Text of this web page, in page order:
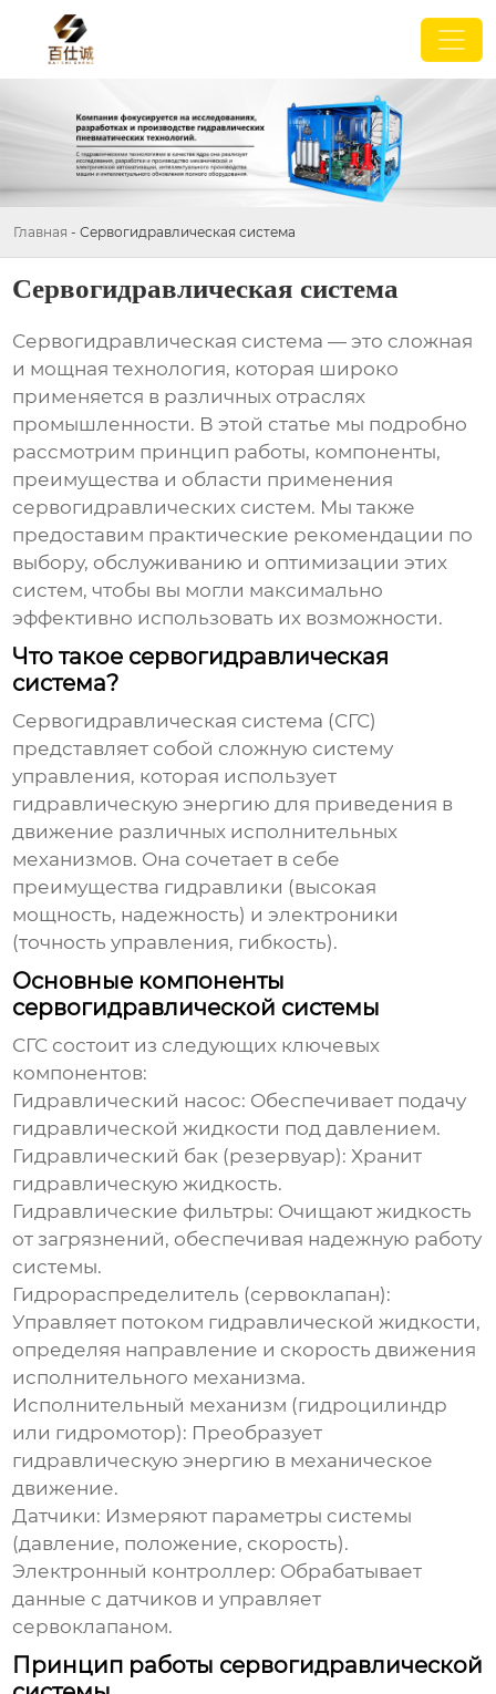
Главная - Сервогидравлическая система
Сервогидравлическая система
Сервогидравлическая система — это сложная
и мощная технология, которая широко
применяется в различных отраслях
промышленности. В этой статье мы подробно
рассмотрим принцип работы, компоненты,
преимущества и области применения
сервогидравлических систем. Мы также
предоставим практические рекомендации по
выбору, обслуживанию и оптимизации этих
систем, чтобы вы могли максимально
эффективно использовать их возможности.
Что такое сервогидравлическая
система?
Сервогидравлическая система (СГС)
представляет собой сложную систему
управления, которая использует
гидравлическую энергию для приведения в
движение различных исполнительных
механизмов. Она сочетает в себе
преимущества гидравлики (высокая
мощность, надежность) и электроники
(точность управления, гибкость).
Основные компоненты
сервогидравлической системы
СГС состоит из следующих ключевых
компонентов:
Гидравлический насос: Обеспечивает подачу
гидравлической жидкости под давлением.
Гидравлический бак (резервуар): Хранит
гидравлическую жидкость.
Гидравлические фильтры: Очищают жидкость
от загрязнений, обеспечивая надежную работу
системы.
Гидрораспределитель (сервоклапан):
Управляет потоком гидравлической жидкости,
определяя направление и скорость движения
исполнительного механизма.
Исполнительный механизм (гидроцилиндр
или гидромотор): Преобразует
гидравлическую энергию в механическое
движение.
Датчики: Измеряют параметры системы
(давление, положение, скорость).
Электронный контроллер: Обрабатывает
данные с датчиков и управляет
сервоклапаном.
Принцип работы сервогидравлической